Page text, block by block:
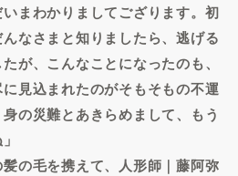
いまわかりましてござります。初
なさまと知りましたら、逃げる
が、こんなことになったのも、
見込まれたのがそもそもの不運
の災難とあきらめまして、もう
髪の毛を携えて、人形師｜藤阿弥